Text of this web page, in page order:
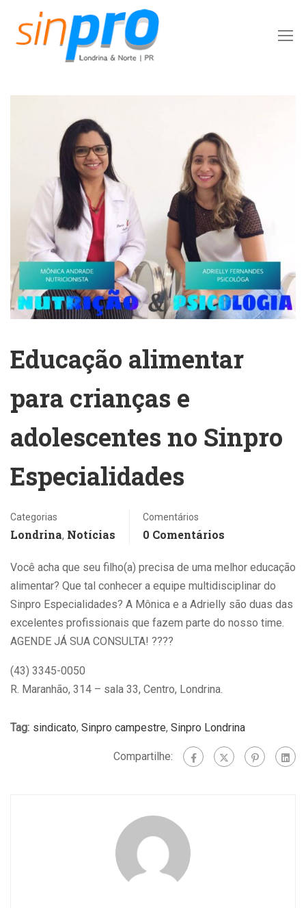
Educação alimentar
para crianças e
adolescentes no Sinpro
Especialidades
Categorias
Londrina, Notícias
Comentários
0 Comentários
Você acha que seu filho(a) precisa de uma melhor educação
alimentar? Que tal conhecer a equipe multidisciplinar do
Sinpro Especialidades? A Mônica e a Adrielly são duas das
excelentes profissionais que fazem parte do nosso time.
AGENDE JÁ SUA CONSULTA! ????
(43) 3345-0050
R. Maranhão, 314 – sala 33, Centro, Londrina.
Tag: sindicato, Sinpro campestre, Sinpro Londrina
Compartilhe: